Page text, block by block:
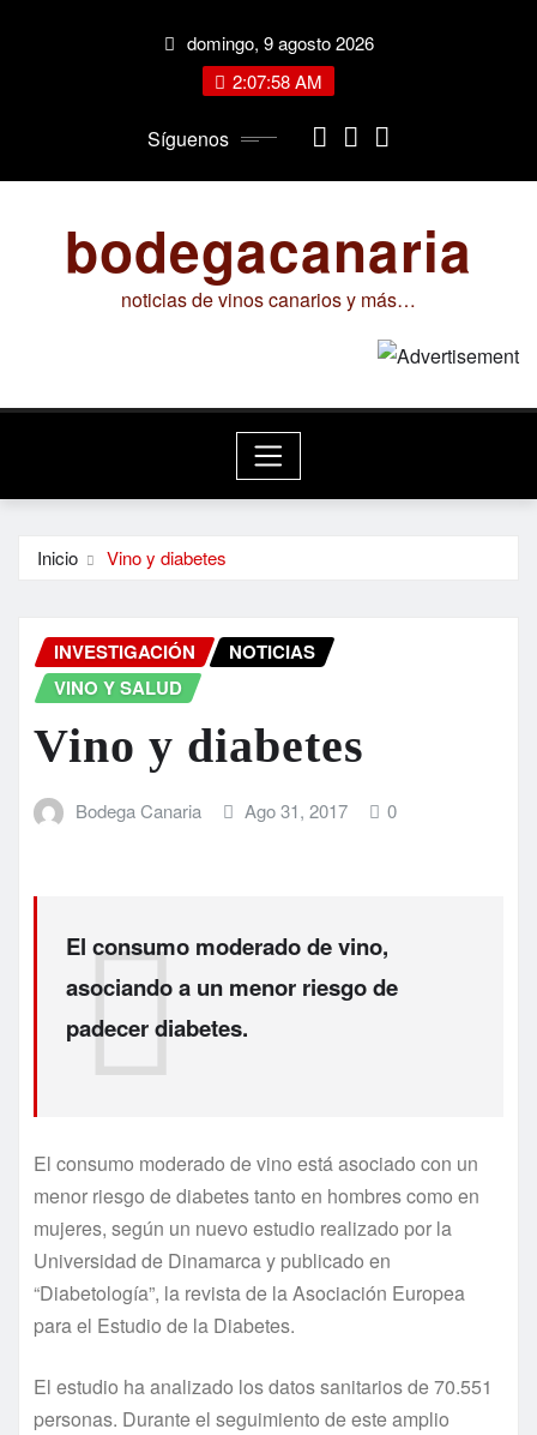
domingo, 9 agosto 2026
2:07:59 AM
Síguenos
bodegacanaria
noticias de vinos canarios y más…
Inicio Vino y diabetes
INVESTIGACIÓN
NOTICIAS
VINO Y SALUD
Vino y diabetes
Bodega Canaria Ago 31, 2017 0
El consumo moderado de vino,
asociando a un menor riesgo de
padecer diabetes.
El consumo moderado de vino está asociado con un
menor riesgo de diabetes tanto en hombres como en
mujeres, según un nuevo estudio realizado por la
Universidad de Dinamarca y publicado en
“Diabetología”, la revista de la Asociación Europea
para el Estudio de la Diabetes.
El estudio ha analizado los datos sanitarios de 70.551
personas. Durante el seguimiento de este amplio